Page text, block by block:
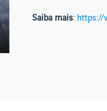
Saiba mais: https://